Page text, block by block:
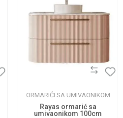
ORMARIĆI SA UMIVAONIKOM
Rayas ormarić sa
umivaonikom 100cm